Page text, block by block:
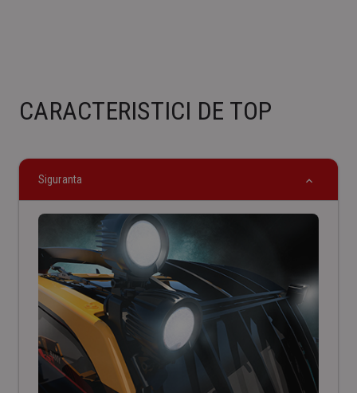
CARACTERISTICI DE TOP
Siguranta